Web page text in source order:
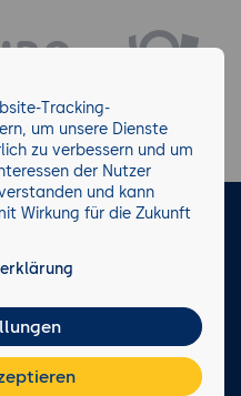
Facebook
80 90
Tracking-
um unsere Dienste
zu verbessern und um
der Nutzer
und kann
Wirkung für die Zukunft